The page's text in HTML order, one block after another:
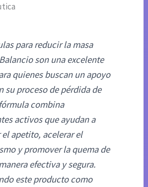
para reducir la masa
son una excelente
quienes buscan un apoyo
su proceso de pérdida de
combina
activos que ayudan a
apetito, acelerar el
y promover la quema de
efectiva y segura.
este producto como